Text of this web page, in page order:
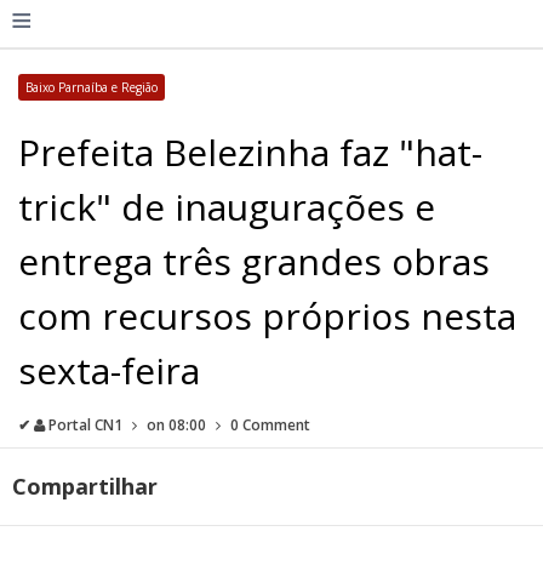
≡
Baixo Parnaíba e Região
Prefeita Belezinha faz "hat-
trick" de inaugurações e
entrega três grandes obras
com recursos próprios nesta
sexta-feira
✔ Portal CN1 on 08:00 0 Comment
Compartilhar